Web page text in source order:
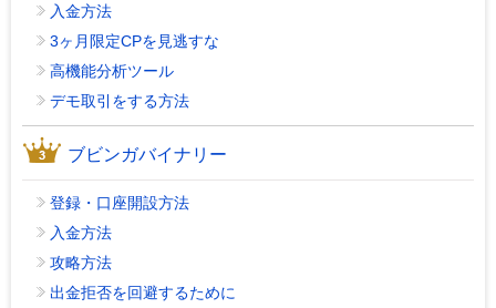
入金方法
3ヶ月限定CPを見逃すな
高機能分析ツール
デモ取引をする方法
ブビンガバイナリー
登録・口座開設方法
入金方法
攻略方法
出金拒否を回避するために